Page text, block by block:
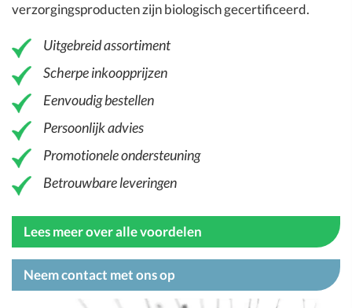
verzorgingsproducten zijn biologisch gecertificeerd.
Uitgebreid assortiment
Scherpe inkoopprijzen
Eenvoudig bestellen
Persoonlijk advies
Promotionele ondersteuning
Betrouwbare leveringen
Lees meer over alle voordelen
Neem contact met ons op